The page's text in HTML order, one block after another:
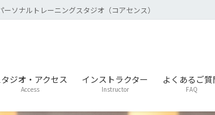
ソナルトレーニングスタジオ（コアセンス）
タジオ・アクセス
Access
インストラクター
Instructor
よくあるご質
FAQ